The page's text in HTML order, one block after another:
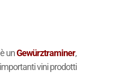
unGewürztraminer,
vini prodotti